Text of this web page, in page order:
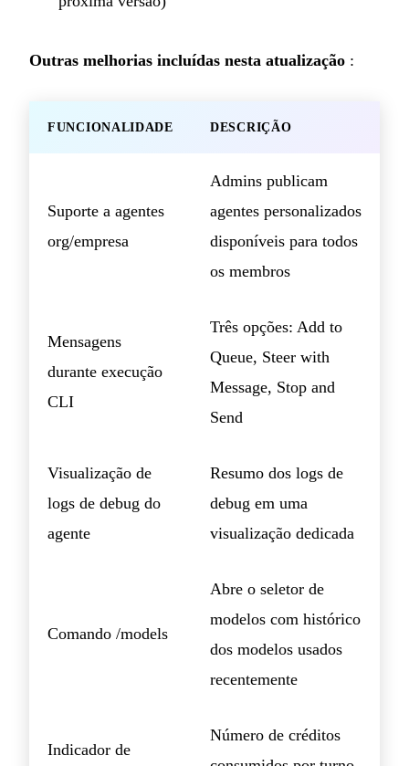
Outras melhorias incluídas nesta atualização :
FUNCIONALIDADE DESCRIÇÃO
Suporte a agentes
org/empresa
Admins publicam
agentes personalizados
disponíveis para todos
os membros
Mensagens
durante execução
CLI
Três opções: Add to
Queue, Steer with
Message, Stop and
Send
Visualização de
logs de debug do
agente
Resumo dos logs de
debug em uma
visualização dedicada
Comando /models
Abre o seletor de
modelos com histórico
dos modelos usados
recentemente
Indicador de
Número de créditos